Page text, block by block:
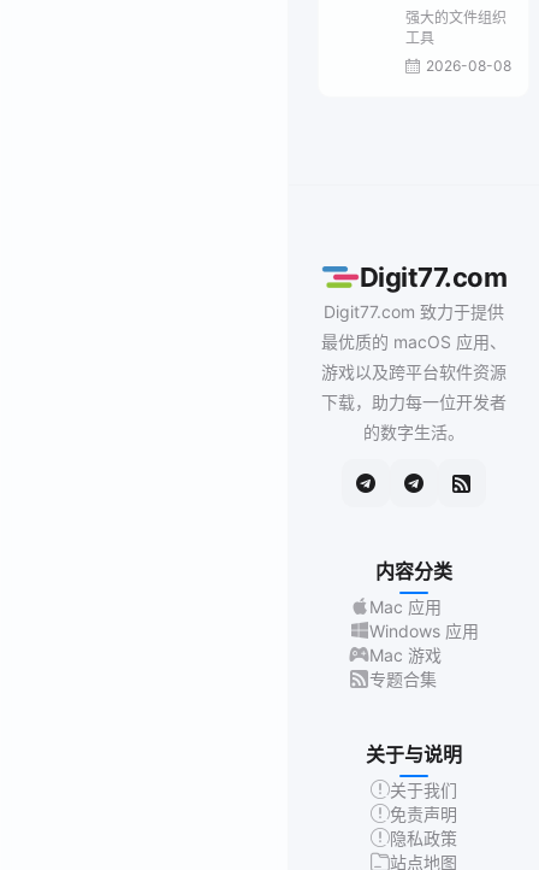
强大的文件组织
工具
2026-08-08
Digit77.com
Digit77.com 致力于提供
最优质的 macOS 应用、
游戏以及跨平台软件资源
下载，助力每一位开发者
的数字生活。
内容分类
Mac 应用
Windows 应用
Mac 游戏
专题合集
关于与说明
关于我们
免责声明
隐私政策
站点地图